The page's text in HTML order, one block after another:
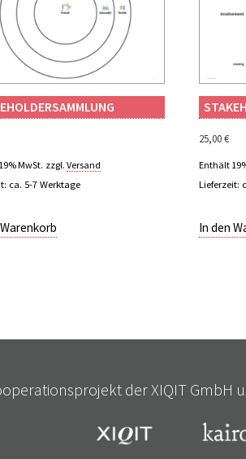
MwSt. zzgl.Versand
ca. 5-7 Werktage
25,00€
Enthält
Lieferzeit:
In den
der XIQIT GmbH